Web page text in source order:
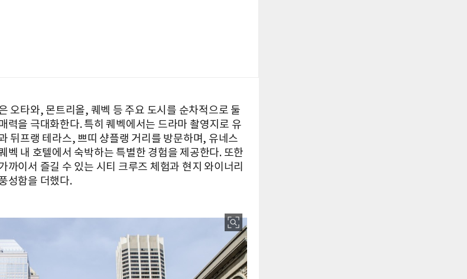
오타와, 몬트리올, 퀘벡 등 주요 도시를 순차적으로 둘
력을 극대화한다. 특히 퀘벡에서는 드라마 촬영지로 유
뒤프랭 테라스, 쁘띠 샹플랭 거리를 방문하며, 유네스
벡 내 호텔에서 숙박하는 특별한 경험을 제공한다. 또한
까이서 즐길 수 있는 시티 크루즈 체험과 현지 와이너리
성함을 더했다.